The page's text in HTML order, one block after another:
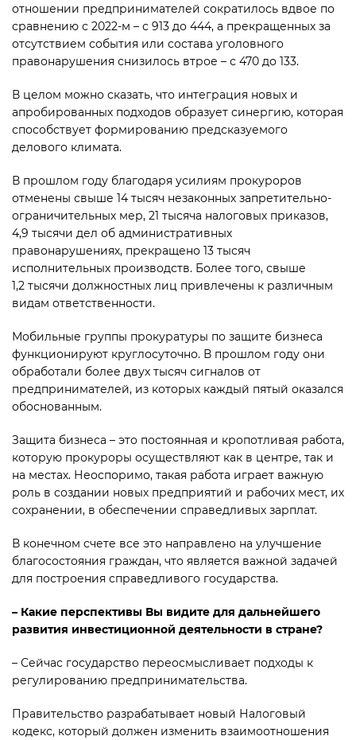
отношении предпринимателей сократилось вдвое по
сравнению с 2022-м – с 913 до 444, а прекращенных за
отсутствием события или состава уголовного
правонарушения снизилось втрое – с 470 до 133.
В целом можно сказать, что интеграция новых и
апробированных подходов образует синергию, которая
способствует формированию предсказуемого
делового климата.
В прошлом году благодаря усилиям прокуроров
отменены свыше 14 тысяч незаконных запретительно-
ограничительных мер, 21 тысяча налоговых приказов,
4,9 тысячи дел об административных
правонарушениях, прекращено 13 тысяч
исполнительных производств. Более того, свыше
1,2 тысячи должностных лиц привлечены к различным
видам ответственности.
Мобильные группы прокуратуры по защите бизнеса
функ­ционируют круглосуточно. В прошлом году они
обработали более двух тысяч сигналов от
предпринимателей, из которых каждый пятый оказался
обосно­ванным.
Защита бизнеса – это постоян­ная и кропотливая работа,
которую прокуроры осуществляют как в центре, так и
на местах. Неос­поримо, такая работа играет важную
роль в создании новых предприятий и рабочих мест, их
сохранении, в обеспечении справедливых зарплат.
В конечном счете все это направлено на улучшение
благосос­тояния граждан, что является важной задачей
для построения справедливого государства.
– Какие перспективы Вы видите для дальнейшего
развития инвестиционной деятельности в стране?
– Сейчас государство переосмысливает подходы к
регулированию предпринимательства.
Правительство разрабатывает новый Налоговый
кодекс, который должен изменить взаимоотношения